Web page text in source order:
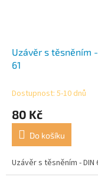
Uzávěr s těsněním
61
Dostupnost: 5-10 dnů
80 Kč
Do košíku
Uzávěr s těsněním - DIN